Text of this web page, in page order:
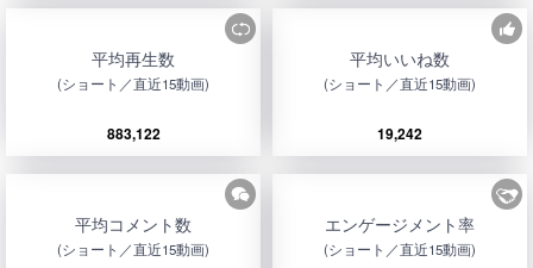
平均再生数
(ショート／直近15動画)
883,122
平均いいね数
(ショート／直近15動画)
19,242
平均コメント数
(ショート／直近15動画)
エンゲージメント率
(ショート／直近15動画)